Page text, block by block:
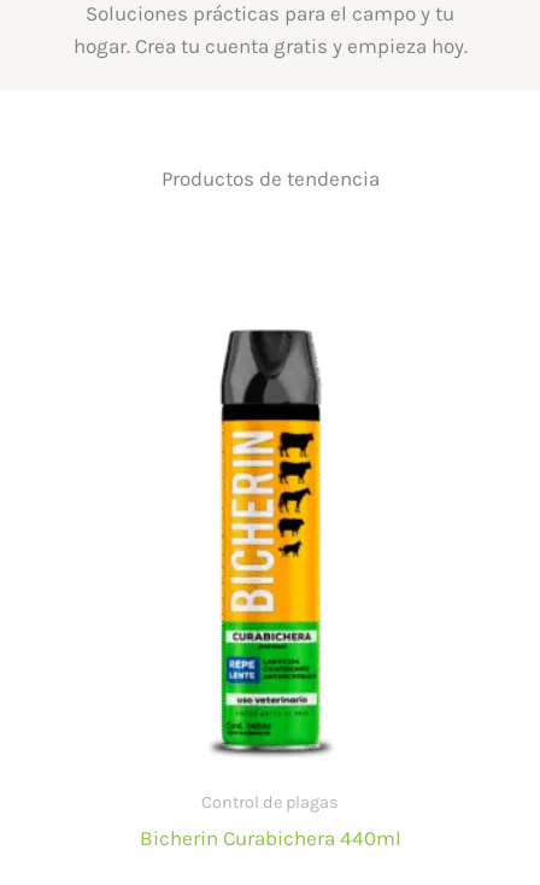
Soluciones prácticas para el campo y tu
hogar. Crea tu cuenta gratis y empieza hoy.
Productos de tendencia
Control de plagas
Bicherin Curabichera 440ml